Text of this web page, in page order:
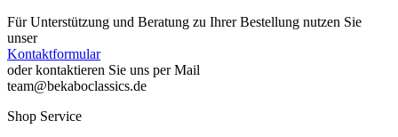
Für Unterstützung und Beratung zu Ihrer Bestellung nutzen Sie
unser
Kontaktformular
oder kontaktieren Sie uns per Mail
team@bekaboclassics.de
Shop Service